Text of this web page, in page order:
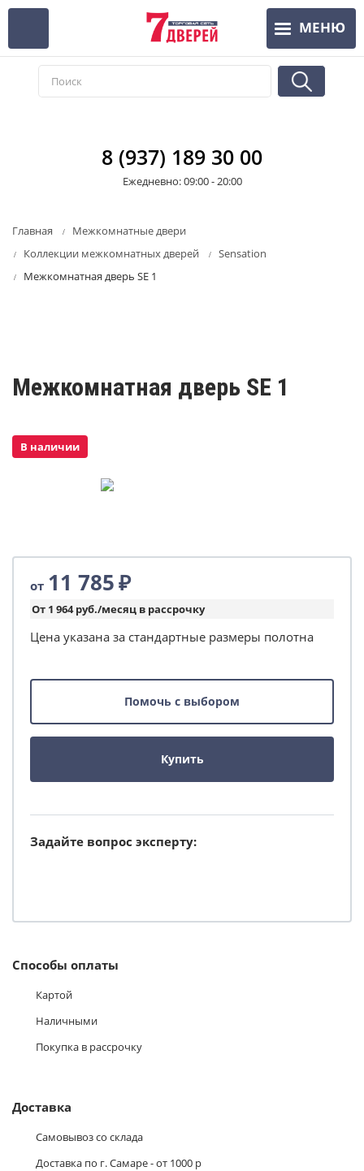
Перейти
основному
содержанию
МЕНЮ
8 (937) 189 30 00
Ежедневно: 09:00 - 20:00
Главная
Межкомнатные двери
Коллекции межкомнатных дверей
Sensation
Межкомнатная дверь SE 1
Межкомнатная дверь SE 1
В наличии
от 11 785₽
От 1 964 руб./месяц в рассрочку
Цена указана за стандартные размеры полотна
Помочь с выбором
Купить
Задайте вопрос эксперту:
Способы оплаты
Картой
Наличными
Покупка в рассрочку
Доставка
Самовывоз со склада
Доставка по г. Самаре - от 1000 р